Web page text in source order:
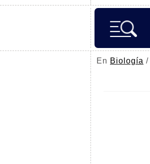
En Biología /